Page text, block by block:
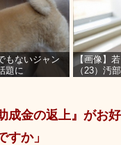
もないジャン
題に
【画像】
（23）汚
成金の返上』がお
か」